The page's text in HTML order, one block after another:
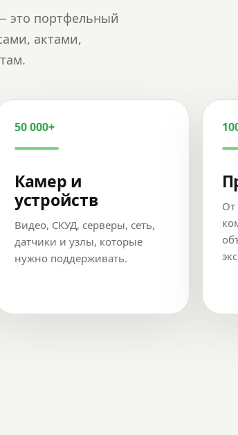
это портфельный
актами,
50 000+
Камер и
устройств
Видео, СКУД, серверы, сеть,
датчики и узлы, которые
нужно поддерживать.
От